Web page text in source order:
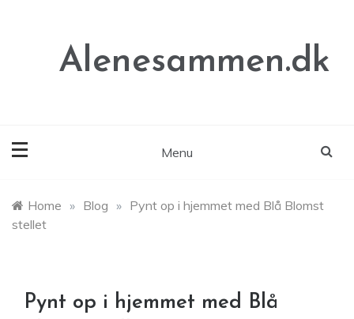
Alenesammen.dk
Menu
Home » Blog » Pynt op i hjemmet med Blå Blomst
stellet
Pynt op i hjemmet med Blå